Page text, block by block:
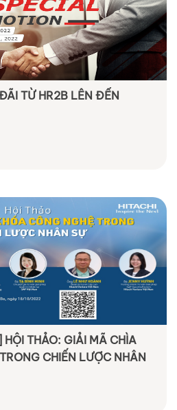
TỪ HR2B LÊN ĐẾN
THẢO: GIẢI MÃ CHÌA
CHIẾN LƯỢC NHÂN